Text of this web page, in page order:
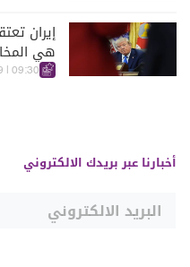
إيران
هي
09:30 | 2026-08-09
أخبارنا عبر بريدك الالكتروني